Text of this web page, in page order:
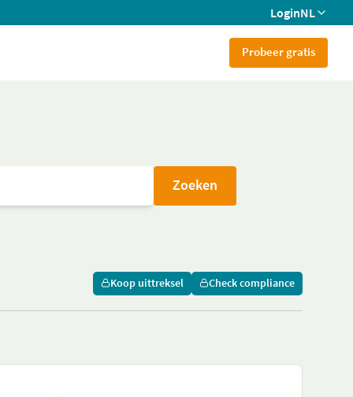
LoginNL
Probeer gratis
Zoeken
Koop uittreksel Check compliance